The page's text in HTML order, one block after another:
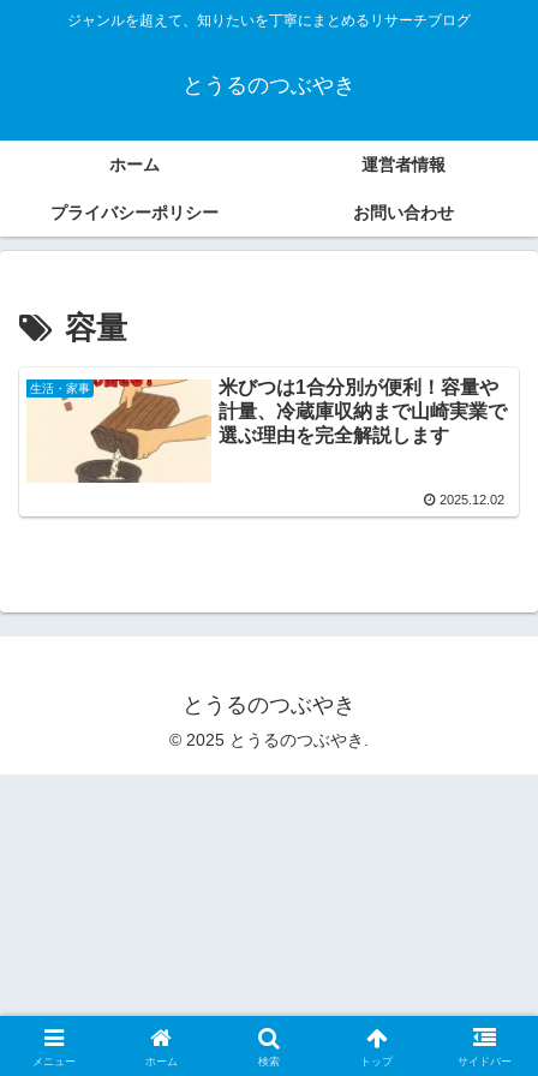
ジャンルを超えて、知りたいを丁寧にまとめるリサーチブログ
とうるのつぶやき
ホーム 運営者情報
プライバシーポリシー お問い合わせ
容量
生活・家事
米びつは1合分別が便利！容量や
計量、冷蔵庫収納まで山崎実業で
選ぶ理由を完全解説します
2025.12.02
とうるのつぶやき
© 2025 とうるのつぶやき.
メニュー ホーム 検索 トップ サイドバー